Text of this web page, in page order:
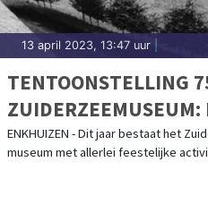
13 april 2023, 13:47 uur
TENTOONSTELLING
ZUIDERZEEMUSEUM:
BUITENGEWOON
MUSEUMDORP
ENKHUIZEN - Dit jaar bestaat het
museum met allerlei feestelijke